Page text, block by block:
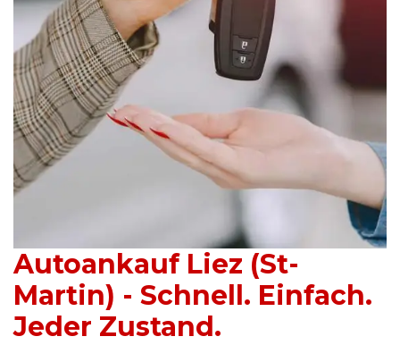
Autoankauf Liez (St-
Martin) - Schnell. Einfach.
Jeder Zustand.